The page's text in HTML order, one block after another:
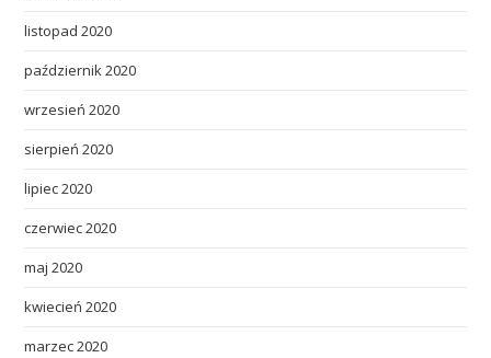
listopad 2020
październik 2020
wrzesień 2020
sierpień 2020
lipiec 2020
czerwiec 2020
maj 2020
kwiecień 2020
marzec 2020